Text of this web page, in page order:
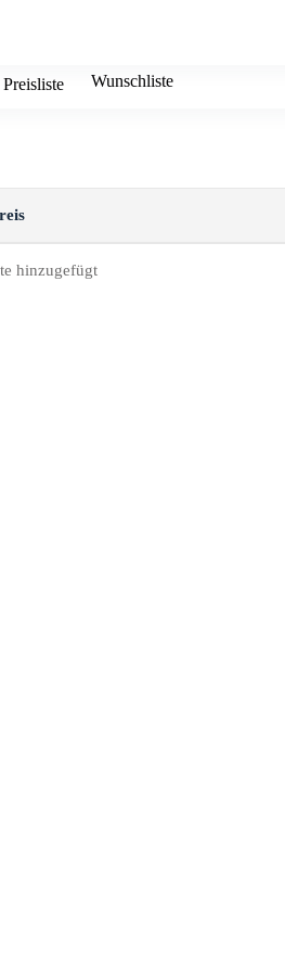
Preisliste Wunschliste
hinzugefügt